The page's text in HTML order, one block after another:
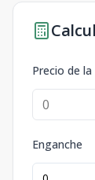
Precio de
Enganche